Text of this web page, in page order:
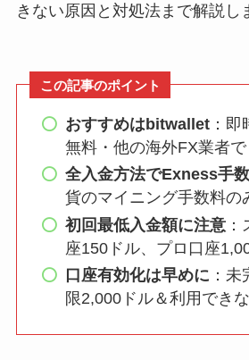
きない原因と対処法まで解説し
この記事のポイント
おすすめはbitwallet：即
無料・他の海外FX業者
全入金方法でExness手
貨のマイニング手数料の
初回最低入金額に注意：
座150ドル、プロ口座
口座有効化は早めに ：
限2,000ドル＆利用でき